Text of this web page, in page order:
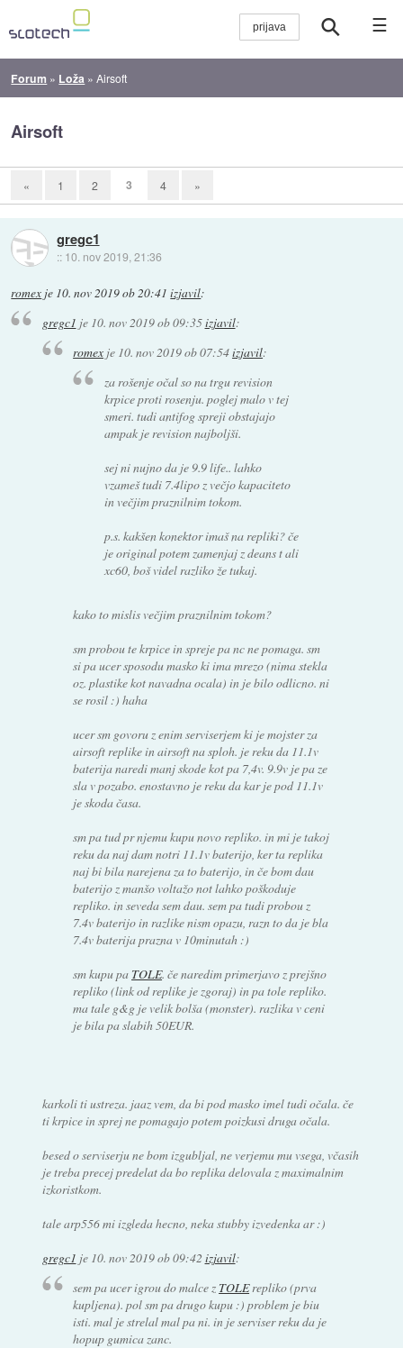
☰
Forum » Loža »Airsoft
Airsoft
« 1 2 3 4 »
gregc1
:: 10. nov 2019, 21:36
romex je 10. nov 2019 ob 20:41 izjavil:
gregc1 je 10. nov 2019 ob 09:35izjavil:
romex je 10. nov 2019 ob 07:54izjavil:
za rošenje očal so na trgu revision
krpice proti rosenju. poglej malo v tej
smeri. tudi antifog spreji obstajajo
ampak je revision najboljši.
sej ni nujno da je 9.9 life.. lahko
vzameš tudi 7.4lipo z večjo kapaciteto
in večjim praznilnim tokom.
p.s. kakšen konektor imaš na repliki? če
je original potem zamenjaj z deans t ali
xc60, boš videl razliko že tukaj.
kako to mislis večjim praznilnim tokom?
sm probou te krpice in spreje pa nc ne pomaga. sm
si pa ucer sposodu masko ki ima mrezo (nima stekla
oz. plastike kot navadna ocala) in je bilo odlicno. ni
se rosil :) haha
ucer sm govoru z enim serviserjem ki je mojster za
airsoft replike in airsoft na sploh. je reku da 11.1v
baterija naredi manj skode kot pa 7,4v. 9.9v je pa ze
sla v pozabo. enostavno je reku da kar je pod 11.1v
je skoda časa.
sm pa tud pr njemu kupu novo repliko. in mi je takoj
reku da naj dam notri 11.1v baterijo, ker ta replika
naj bi bila narejena za to baterijo, in če bom dau
baterijo z manšo voltažo not lahko poškoduje
repliko. in seveda sem dau. sem pa tudi probou z
7.4v baterijo in razlike nism opazu, razn to da je bla
7.4v baterija prazna v 10minutah :)
sm kupu pa TOLE. če naredim primerjavo z prejšno
repliko (link od replike je zgoraj) in pa tole repliko.
ma tale g&g je velik bolša (monster). razlika v ceni
je bila pa slabih 50EUR.
karkoli ti ustreza. jaaz vem, da bi pod masko imel tudi očala. če
ti krpice in sprej ne pomagajo potem poizkusi druga očala.
besed o serviserju ne bom izgubljal, ne verjemu mu vsega, včasih
je treba precej predelat da bo replika delovala z maximalnim
izkoristkom.
tale arp556 mi izgleda hecno, neka stubby izvedenka ar :)
gregc1 je 10. nov 2019 ob 09:42 izjavil:
sem pa ucer igrou do malce z TOLErepliko (prva
kupljena). pol sm pa drugo kupu :) problem je biu
isti. mal je strelal mal pa ni. in je serviser reku da je
hopup gumica zanc.